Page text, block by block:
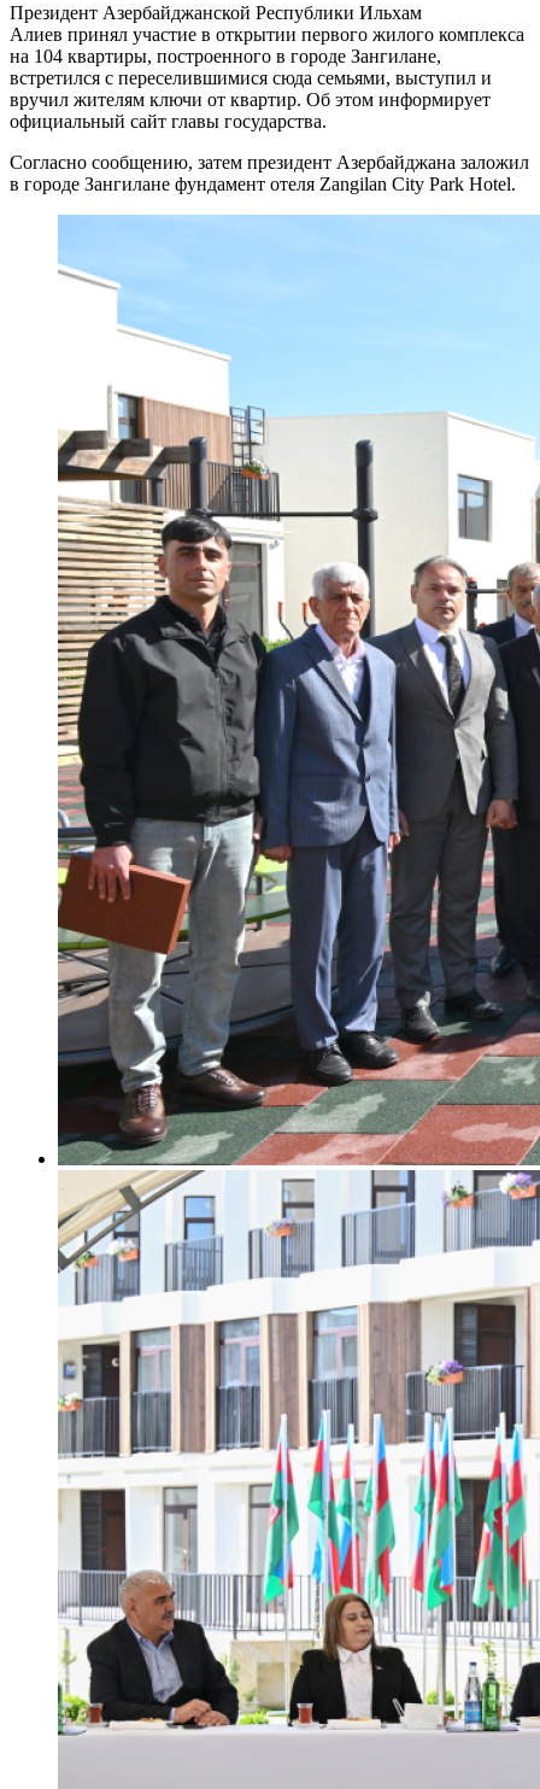
Президент Азербайджанской Республики Ильхам
Алиев принял участие в открытии первого жилого комплекса
на 104 квартиры, построенного в городе Зангилане,
встретился с переселившимися сюда семьями, выступил и
вручил жителям ключи от квартир. Об этом информирует
официальный сайт главы государства.
Согласно сообщению, затем президент Азербайджана заложил
в городе Зангилане фундамент отеля Zangilan City Park Hotel.